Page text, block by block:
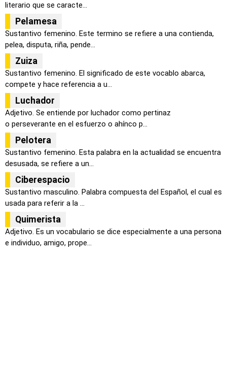
literario que se caracte...
Pelamesa
Sustantivo femenino. Este termino se refiere a una contienda,
pelea, disputa, riña, pende...
Zuiza
Sustantivo femenino. El significado de este vocablo abarca,
compete y hace referencia a u...
Luchador
Adjetivo. Se entiende por luchador como pertinaz
o perseverante en el esfuerzo o ahínco p...
Pelotera
Sustantivo femenino. Esta palabra en la actualidad se encuentra
desusada, se refiere a un...
Ciberespacio
Sustantivo masculino. Palabra compuesta del Español, el cual es
usada para referir a la ...
Quimerista
Adjetivo. Es un vocabulario se dice especialmente a una persona
e individuo, amigo, prope...